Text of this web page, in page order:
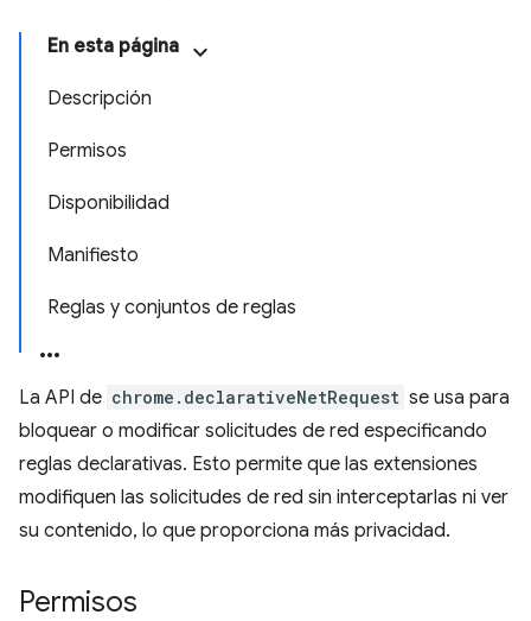
En esta página
Descripción
Permisos
Disponibilidad
Manifiesto
Reglas y conjuntos de reglas
La API de chrome.declarativeNetRequest se usa para
bloquear o modificar solicitudes de red especificando
reglas declarativas. Esto permite que las extensiones
modifiquen las solicitudes de red sin interceptarlas ni ver
su contenido, lo que proporciona más privacidad.
Permisos